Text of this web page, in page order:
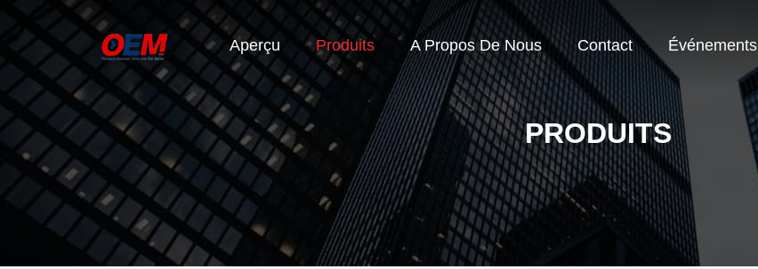
Aperçu Produits A Propos De Nous Contact Événements
PRODUITS